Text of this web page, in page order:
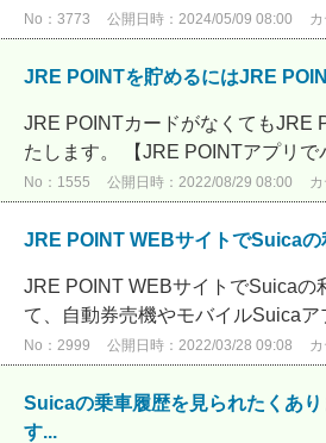
No：3773 公開日時：2024/05/09 08:00
JRE POINTを貯めるにはJRE
JRE POINTカードがなくてもJRE
たします。 【JRE POINTアプリで
No：1555 公開日時：2022/08/29 08:00
JRE POINT WEBサイトでSuica
JRE POINT WEBサイトでSuicaの
て、自動券売機やモバイルSuica
No：2999 公開日時：2022/03/28 09:08
Suicaの乗車履歴を見られたくあ
す...